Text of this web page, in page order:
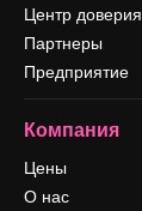
Центр доверия
Партнеры
Предприятие
Компания
Цены
О нас